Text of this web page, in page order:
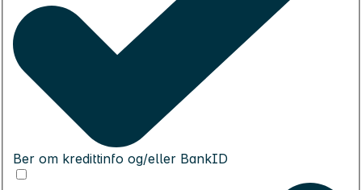
Ber om kredittinfo og/eller BankID